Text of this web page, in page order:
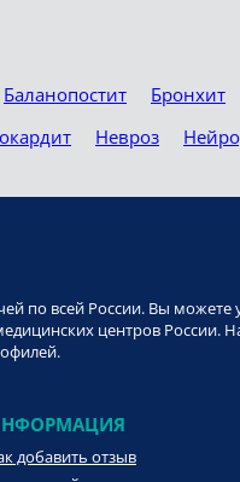
Баланопостит Бронхит
Невроз
по всей России. Вы
центров России.
добавить отзыв